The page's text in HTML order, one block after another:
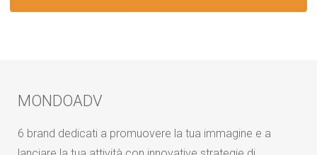
MONDOADV
6 brand dedicati a promuovere la tua immagine e a